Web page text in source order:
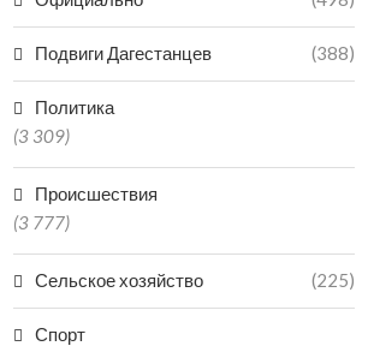
ДАГЕСТАНЕЦ ОТВЕТИТ В
СУДЕ ЗА НЕНАДЛЕЖАЩИЙ
ОТЛОВ АГРЕССИВНЫХ...
07.08.2026
В
ЗАКРЫЛИ
Подвиги Дагестанцев (388)
Политика
(3 309)
Происшествия
(3 777)
Сельское хозяйство (225)
Спорт